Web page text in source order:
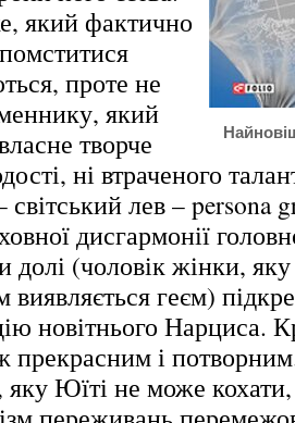
який фактично
проте не
який
творче
ні втраченого
лев – persona
дисгармонії
долі (чоловік жінки,
виявляється геєм)
новітнього Нарциса.
і
Юїті не може